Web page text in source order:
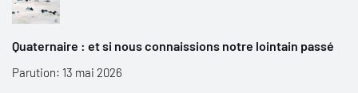
Quaternaire : et si nous connaissions notre lointain passé
Parution: 13 mai 2026